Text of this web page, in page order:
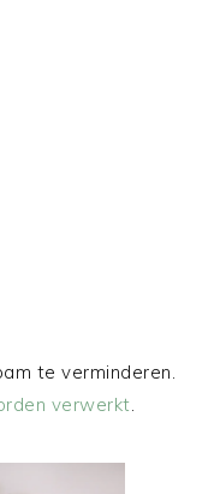
te verminderen.
verwerkt.